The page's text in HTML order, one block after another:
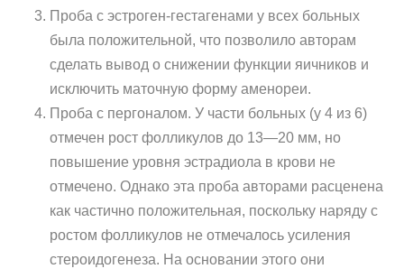
Проба с эстроген-гестагенами у всех больных
была положи­тельной, что позволило авторам
сделать вывод о снижении функции яичников и
исключить маточную форму аменореи.
Проба с пергоналом. У части больных (у 4 из 6)
отмечен рост фолликулов до 13—20 мм, но
повышение уровня эстрадиола в крови не
отмечено. Однако эта проба авторами расценена
как частично по­ложительная, поскольку наряду с
ростом фолликулов не отмечалось усиления
стероидогенеза. На основании этого они